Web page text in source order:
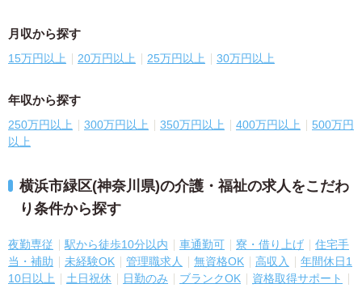
月収から探す
15万円以上 20万円以上 25万円以上 30万円以上
年収から探す
250万円以上 300万円以上 350万円以上 400万円以上
500万円
以上
横浜市緑区(神奈川県)の介護・福祉の求人をこだわ
り条件から探す
夜勤専従 駅から徒歩10分以内 車通勤可 寮・借り上げ
住宅手
当・補助
未経験OK 管理職求人 無資格OK 高収入
年間休日1
10日以上
土日祝休 日勤のみ ブランクOK
資格取得サポート